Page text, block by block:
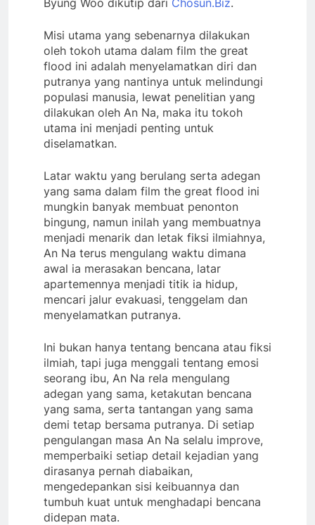
Misi utama yang sebenarnya dilakukan
oleh tokoh utama dalam film the great
flood ini adalah menyelamatkan diri dan
putranya yang nantinya untuk melindungi
populasi manusia, lewat penelitian yang
dilakukan oleh An Na, maka itu tokoh
utama ini menjadi penting untuk
diselamatkan.
Latar waktu yang berulang serta adegan
yang sama dalam film the great flood ini
mungkin banyak membuat penonton
bingung, namun inilah yang membuatnya
menjadi menarik dan letak fiksi ilmiahnya,
An Na terus mengulang waktu dimana
awal ia merasakan bencana, latar
apartemennya menjadi titik ia hidup,
mencari jalur evakuasi, tenggelam dan
menyelamatkan putranya.
Ini bukan hanya tentang bencana atau fiksi
ilmiah, tapi juga menggali tentang emosi
seorang ibu, An Na rela mengulang
adegan yang sama, ketakutan bencana
yang sama, serta tantangan yang sama
demi tetap bersama putranya. Di setiap
pengulangan masa An Na selalu improve,
memperbaiki setiap detail kejadian yang
dirasanya pernah diabaikan,
mengedepankan sisi keibuannya dan
tumbuh kuat untuk menghadapi bencana
didepan mata.